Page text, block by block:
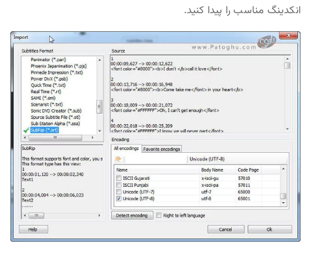
انکدینگ مناسب را پیدا کنید.